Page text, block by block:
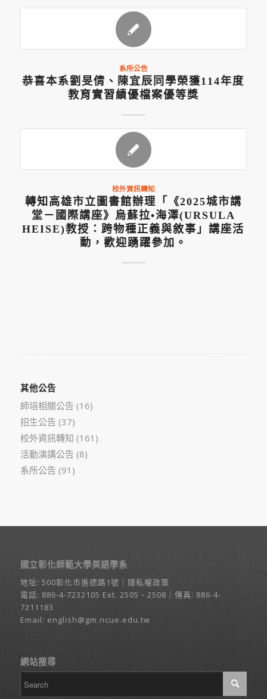
系所公告
恭喜本系劉旻倩、陳宜辰同學榮獲114年度
教育實習績優檔案優等獎
校外資訊轉知
轉知高雄市立圖書館辦理「《2025城市講
堂－國際講座》烏蘇拉•海澤(URSULA
HEISE)教授：跨物種正義與敘事」講座活
動，歡迎踴躍參加。
其他公告
師培相關公告 (16)
招生公告 (37)
校外資訊轉知 (161)
活動演講公告 (8)
系所公告 (91)
國立彰化師範大學英語學系
地址: 500彰化市進德路1號 ｜ 隱私權政策
電話: 886-4-7232105 Ext. 2505、2508｜傳真: 886-4-
7211183
Email: english@gm.ncue.edu.tw
網站搜尋